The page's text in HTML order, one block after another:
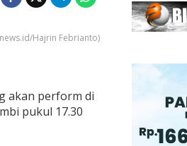
Hajrin Febrianto)
akan perform di
pukul 17.30